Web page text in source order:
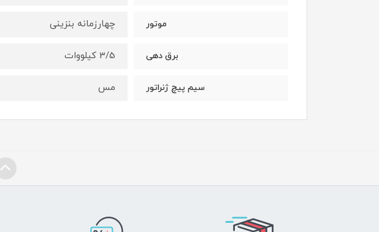
موتور چهارزمانه بنزینی
برق دهی 3/5 کیلووات
سیم پیچ ژنراتور مس